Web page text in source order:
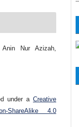
Nur Azizah,
under a Creative
ShareAlike 4.0